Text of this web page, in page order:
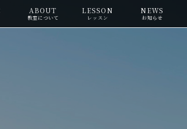
ABOUT
教室について
LESSON
レッスン
NEWS
お知らせ